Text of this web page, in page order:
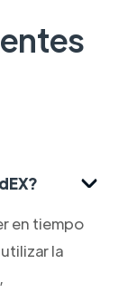
en tiempo
la